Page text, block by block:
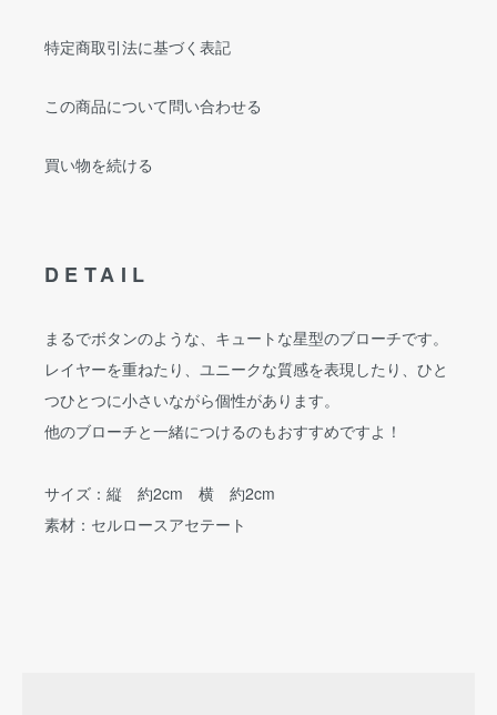
特定商取引法に基づく表記
この商品について問い合わせる
買い物を続ける
DETAIL
まるでボタンのような、キュートな星型のブローチです。
レイヤーを重ねたり、ユニークな質感を表現したり、ひと
つひとつに小さいながら個性があります。
他のブローチと一緒につけるのもおすすめですよ！
サイズ：縦 約2cm 横 約2cm
素材：セルロースアセテート